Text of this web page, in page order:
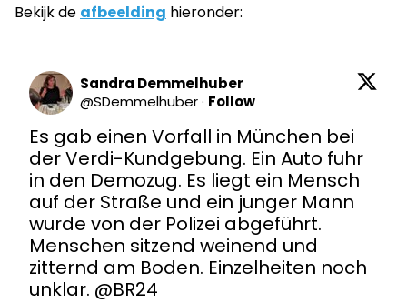
Bekijk de afbeelding hieronder:
Sandra Demmelhuber
@SDemmelhuber· Follow
Es gab einen Vorfall in München bei
der Verdi-Kundgebung. Ein Auto fuhr
in den Demozug. Es liegt ein Mensch
auf der Straße und ein junger Mann
wurde von der Polizei abgeführt.
Menschen sitzend weinend und
zitternd am Boden. Einzelheiten noch
unklar. @BR24